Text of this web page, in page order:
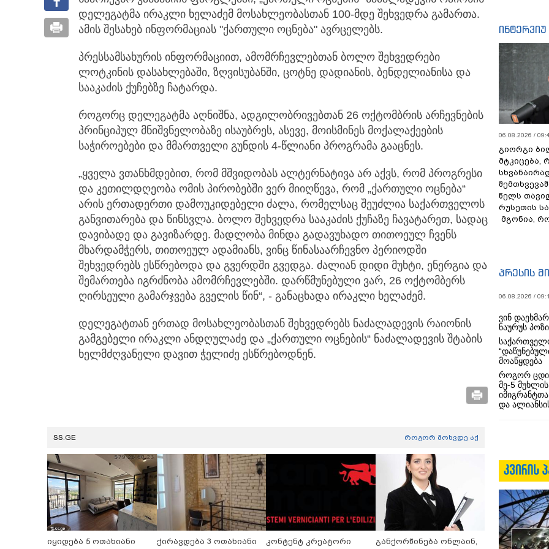
დელეგატმა ირაკლი ხელაძემ მოსახლეობასთან 100-მდე შეხვედრა გამართა.
ამის შესახებ ინფორმაციას "ქართული ოცნება" ავრცელებს.
პრესსამსახურის ინფორმაციით, ამომრჩევლებთან ბოლო შეხვედრები
ლოტკინის დასახლებაში, ზღვისუბანში, ცოტნე დადიანის, ბენდელიანისა და
სააკაძის ქუჩებზე ჩატარდა.
როგორც დელეგატმა აღნიშნა, ადგილობრივებთან 26 ოქტომბრის არჩევნების
პრინციპულ მნიშვნელობაზე ისაუბრეს, ასევე, მოისმინეს მოქალაქეების
საჭიროებები და მმართველი გუნდის 4-წლიანი პროგრამა გააცნეს.
„ყველა ვთანხმდებით, რომ მშვიდობას ალტერნატივა არ აქვს, ⁠რომ პროგრესი
და კეთილდღეობა ომის პირობებში ვერ მიიღწევა, რომ „ქართული ოცნება“
არის ერთადერთი დამოუკიდებელი ძალა, რომელსაც შეუძლია საქართველოს
განვითარება და წინსვლა. ბოლო შეხვედრა სააკაძის ქუჩაზე ჩავატარეთ, სადაც
დავიბადე და გავიზარდე. მადლობა მინდა გადავუხადო თითოეულ ჩვენს
მხარდამჭერს, თითოეულ ადამიანს, ვინც წინასაარჩევნო პერიოდში
შეხვედრებს ესწრებოდა და გვერდში გვედგა. ძალიან დიდი მუხტი, ენერგია და
შემართება იგრძნობა ამომრჩევლებში. დარწმუნებული ვარ, 26 ოქტომბერს
ღირსეული გამარჯვება გველის წინ“, - განაცხადა ირაკლი ხელაძემ.
დელეგატთან ერთად მოსახლეობასთან შეხვედრებს ნაძალადევის რაიონის
გამგებელი ირაკლი ანდღულაძე და „ქართული ოცნების“ ნაძალადევის შტაბის
ხელმძღვანელი დავით ჭელიძე ესწრებოდნენ.
SS.GE როგორ მოხვდე აქ
იყიდება 5 ოთახიანი
ქირავდება 3 ოთახიანი
კონტენტ კრეატორი
განქორწინება ონლაინ,
ინტერვიუ
06.08.2026 /
გიორგი
მტკიცება,
წელს
რუსეთის
მგონია,
პრესის
06.08.2026 /
ვინ
ნაურუს
მოაწყდება
როგორ
მე-5
და